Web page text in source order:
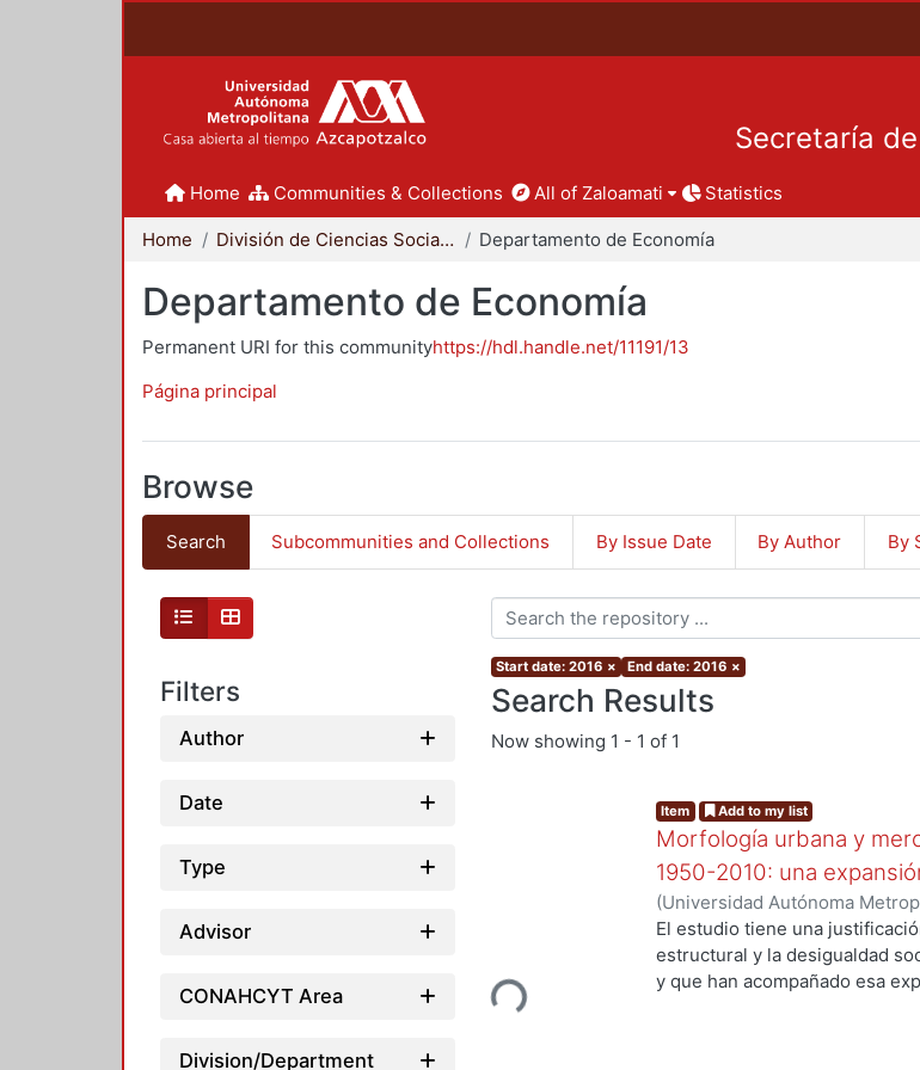
Secretaría
Home Communities & Collections All of Zaloamati Statistics
Home División de Ciencias Sociales y Humanidades Departamento de Economía
Departamento de Economía
Permanent URI for this communityhttps://hdl.handle.net/11191/13
Página principal
Browse
Search Subcommunities and Collections By Issue Date By Author By
Filters
Author
Date
Type
Advisor
CONAHCYT Area
Division/Department
Start date: 2016 × End date: 2016 ×
Search Results
Now showing 1 - 1 of 1
Loading...
Item Add to my list
Morfología urbana y
1950-2010: una
(Universidad Autónoma
de Servicios de Información.,
El estudio tiene una
estructural y la desigualdad
y que han acompañado esa